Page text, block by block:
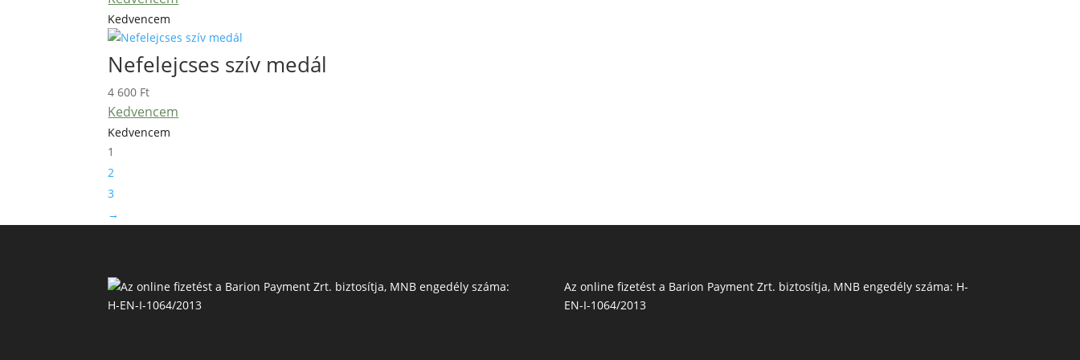
Kedvencem
Nefelejcses szív medál
4 600 Ft
Kedvencem
Kedvencem
1
2
3
→
Az online fizetést a Barion Payment Zrt. biztosítja, MNB engedély száma: H-
EN-I-1064/2013